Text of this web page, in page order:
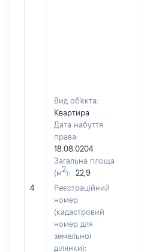
4
Вид об'єкта:
Квартира
Дата набуття
права:
18.08.0204
Загальна площа
(м2):
22,9
Реєстраційний
номер
(кадастровий
номер для
земельної
ділянки):